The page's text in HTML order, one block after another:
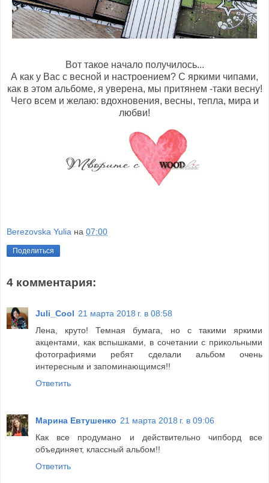
Вот такое начало получилось...
А как у Вас с весной и настроением? С яркими чипами,
как в этом альбоме, я уверена, мы притянем -таки весну!
Чего всем и желаю: вдохновения, весны, тепла, мира и
любви!
Berezovska Yulia на 07:00
Поделиться
4 комментария:
Juli_Cool 21 марта 2018 г. в 08:58
Лена, круто! Темная бумага, но с такими яркими
акцентами, как вспышками, в сочетании с прикольными
фотографиями ребят сделали альбом очень
интересным и запоминающимся!!
Ответить
Марина Евтушенко 21 марта 2018 г. в 09:06
Как все продумано и действительно чипборд все
объединяет, классный альбом!!
Ответить